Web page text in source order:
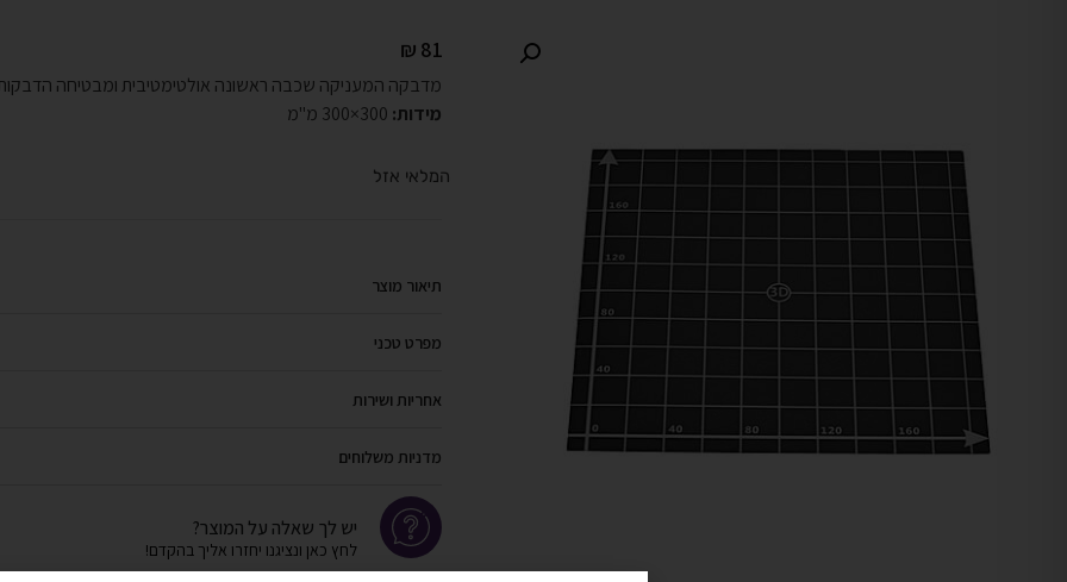
₪ 81
מדבקה המעניקה שכבה ראשונה אולטימטיבית ומבטיחה
מידות:
המלאי אזל
תיאור מוצר
מפרט טכני
אחריות ושירות
מדניות משלוחים
יש לך שאלה על המוצר?
לחץ כאן ונציגנו יחזרו אליך בהקדם!